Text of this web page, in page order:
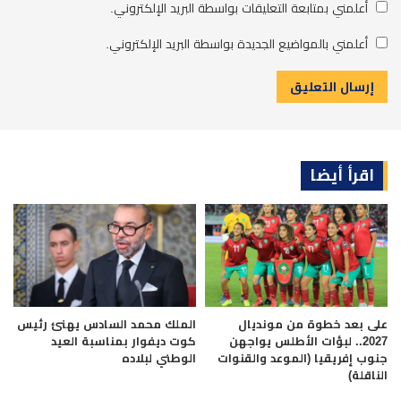
أعلمني بمتابعة التعليقات بواسطة البريد الإلكتروني.
أعلمني بالمواضيع الجديدة بواسطة البريد الإلكتروني.
اقرأ أيضا
على بعد خطوة من مونديال
2027.. لبؤات الأطلس يواجهن
جنوب إفريقيا (الموعد والقنوات
الناقلة)
الملك محمد السادس يهنئ رئيس
كوت ديفوار بمناسبة العيد
الوطني لبلاده